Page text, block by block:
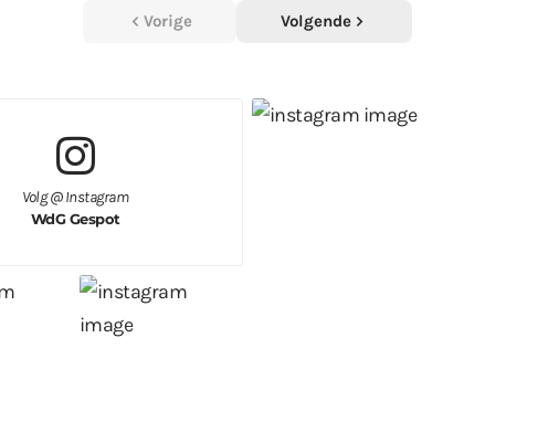
Vorige Volgende
Volg @ Instagram
WdG Gespot